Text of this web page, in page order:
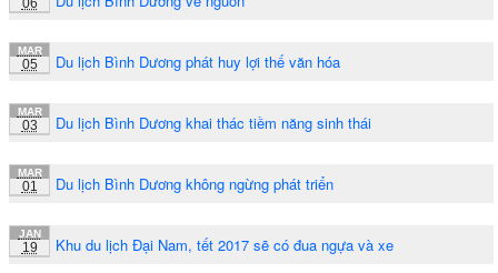
06
MAR
05 Du lịch Bình Dương phát huy lợi thế văn hóa
MAR
03 Du lịch Bình Dương khai thác tiềm năng sinh thái
MAR
01 Du lịch Bình Dương không ngừng phát triển
JAN
19 Khu du lịch Đại Nam, tết 2017 sẽ có đua ngựa và xe